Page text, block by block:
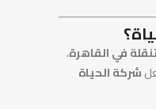
في القاهرة،
شركة الحياة